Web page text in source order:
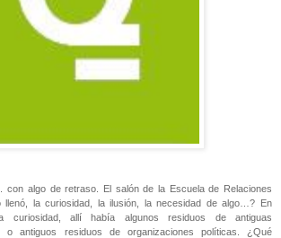
con algo de retraso. El salón de la Escuela de Relaciones
llenó, la curiosidad, la ilusión, la necesidad de algo…? En
curiosidad, allí había algunos residuos de antiguas
o antiguos residuos de organizaciones políticas. ¿Qué